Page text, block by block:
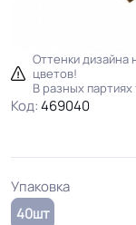
Оттенки дизайна
цветов!
В разных
Код:469040
Упаковка
40шт